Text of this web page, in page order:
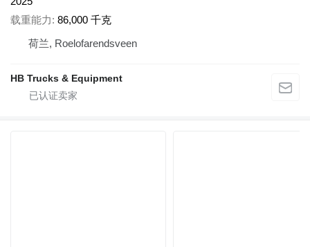
载重能力 86,000 千克
荷兰, Roelofarendsveen
HB Trucks & Equipment